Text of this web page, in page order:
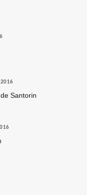
2016
Santorin